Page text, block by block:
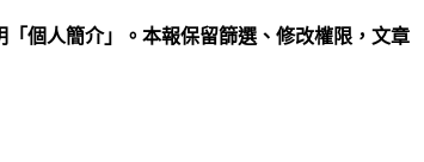
個人簡介」。本報保留篩選、修改權限，文章